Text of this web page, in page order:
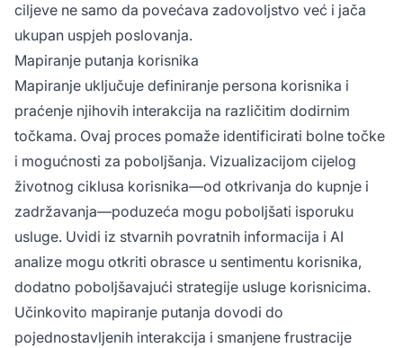
ciljeve ne samo da povećava zadovoljstvo već i jača
ukupan uspjeh poslovanja.
Mapiranje putanja korisnika
Mapiranje uključuje definiranje persona korisnika i
praćenje njihovih interakcija na različitim dodirnim
točkama. Ovaj proces pomaže identificirati bolne točke
i mogućnosti za poboljšanja. Vizualizacijom cijelog
životnog ciklusa korisnika—od otkrivanja do kupnje i
zadržavanja—poduzeća mogu poboljšati isporuku
usluge. Uvidi iz stvarnih povratnih informacija i AI
analize mogu otkriti obrasce u sentimentu korisnika,
dodatno poboljšavajući strategije usluge korisnicima.
Učinkovito mapiranje putanja dovodi do
pojednostavljenih interakcija i smanjene frustracije